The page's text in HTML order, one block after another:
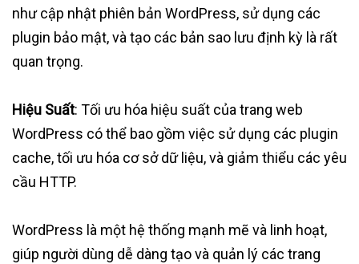
như cập nhật phiên bản WordPress, sử dụng các
plugin bảo mật, và tạo các bản sao lưu định kỳ là rất
quan trọng.
Hiệu Suất: Tối ưu hóa hiệu suất của trang web
WordPress có thể bao gồm việc sử dụng các plugin
cache, tối ưu hóa cơ sở dữ liệu, và giảm thiểu các yêu
cầu HTTP.
WordPress là một hệ thống mạnh mẽ và linh hoạt,
giúp người dùng dễ dàng tạo và quản lý các trang